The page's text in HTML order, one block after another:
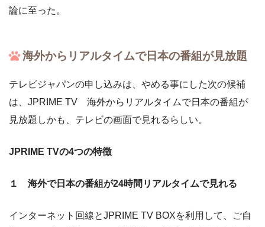
論に至った。
海外からリアルタイムで日本の番組が見放題
テレビジャパンの申し込みは、やめる事にした次の候補
は、JPRIME TV 海外からリアルタイムで日本の番組が
見放題しかも、テレビの画面で見れるらしい。
JPRIME TVの4つの特徴
１ 海外で日本の番組が24時間リアルタイムで見れる
インターネット回線とJPRIME TV BOXを利用して、ご自